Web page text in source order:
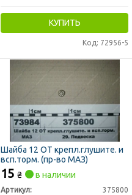
КУПИТЬ
Код: 72956-5
Шайба 12 ОТ крепл.глушите. и
всп.торм. (пр-во МАЗ)
15 ₴ в наличии
Артикул:
375800